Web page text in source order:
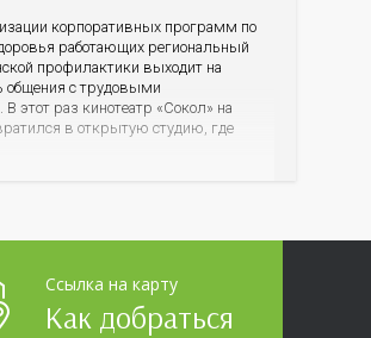
корпоративных программ по
работающих региональный
профилактики выходит на
общения с трудовыми
этот раз кинотеатр «Сокол» на
в открытую студию, где
Ссылка на карту
Как добраться